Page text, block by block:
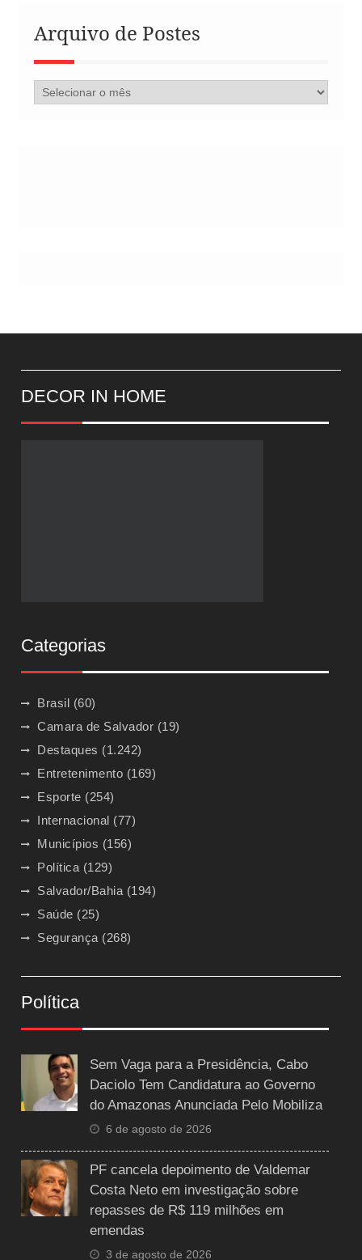
Arquivo de Postes
Arquivo
de
DECOR IN HOME
Categorias
Brasil (60)
Camara de Salvador (19)
Destaques (1.242)
Entretenimento (169)
Esporte (254)
Internacional (77)
Municípios (156)
Política(129)
Salvador/Bahia(194)
Saúde (25)
Segurança(268)
Política
Sem Vaga para a Presidência, Cabo
Daciolo Tem Candidatura ao Governo
do Amazonas Anunciada Pelo Mobiliza
6 de agosto de 2026
PF cancela depoimento de Valdemar
Costa Neto em investigação sobre
repasses de R$ 119 milhões em
emendas
3 de agosto de 2026